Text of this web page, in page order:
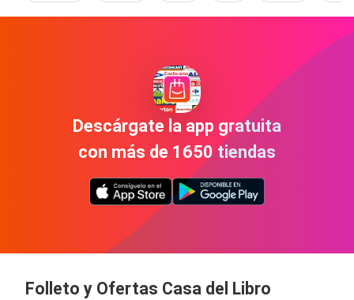
Descárgate la app gratuita
con más de 1650 tiendas
Folleto y Ofertas Casa del Libro